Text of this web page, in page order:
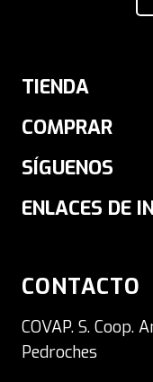
TIENDA
COMPRAR
SÍGUENOS
ENLACES DE
CONTACTO
COVAP. S. Coop.
Pedroches